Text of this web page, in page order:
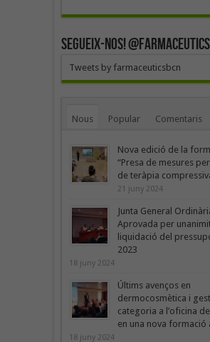
SEGUEIX-NOS!
Tweets by farmaceuticsbcn
Nous Popular Comentaris
Nova edició de la
“Presa de mesures
de teràpia
21 juny 2024
Junta General
Aprovada per
liquidació del
2023
18 juny 2024
Últims avenços en
dermocosmètica i
categoria a l’oficina
en una nova formació
18 juny 2024